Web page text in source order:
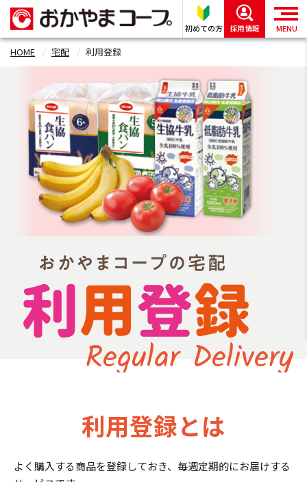
初めての方 採用情報 MENU
HOME 宅配 利用登録
Regular Delivery
利用登録とは
よく購入する商品を登録しておき、毎週定期的にお届けする